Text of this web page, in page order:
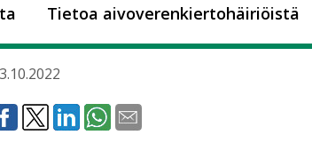
Tietoa aivoverenkiertohäiriöistä
elämän